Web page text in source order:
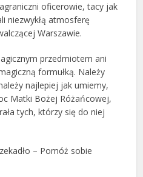
oficerowie, tacy jak
niezwykłą atmosferę
Warszawie.
przedmiotem ani
formułką. Należy
najlepiej jak umiemy,
Matki Bożej Różańcowej,
tych, którzy się do niej
– Pomóż sobie